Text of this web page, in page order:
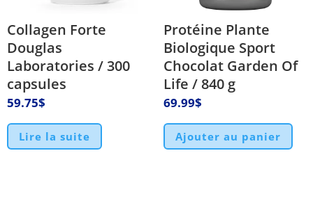
Collagen Forte
Douglas
Laboratories / 300
capsules
59.75$
Lire la suite
Protéine Plante
Biologique Sport
Chocolat Garden Of
Life / 840 g
69.99$
Ajouter au panier